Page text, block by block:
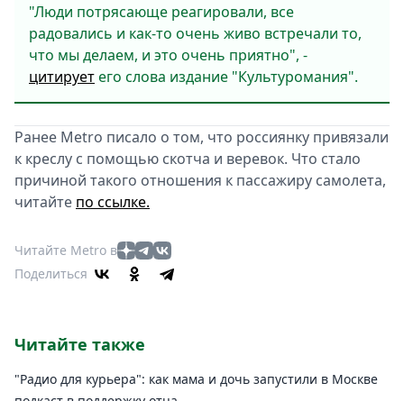
"Люди потрясающе реагировали, все
радовались и как-то очень живо встречали то,
что мы делаем, и это очень приятно", -
цитируетего слова издание "Культуромания".
Ранее Metro писало о том, что россиянку привязали
к креслу с помощью скотча и веревок. Что стало
причиной такого отношения к пассажиру самолета,
читайте по ссылке.
Читайте Metro в
Поделиться
Читайте также
"Радио для курьера": как мама и дочь запустили в Москве